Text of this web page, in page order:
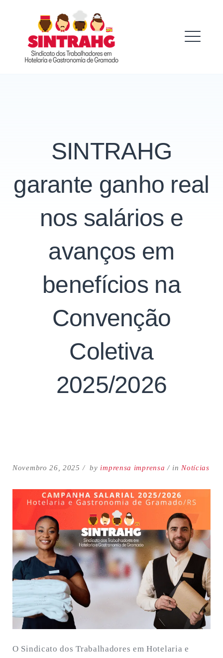
SINTRAHG
SINTRAHG
garante ganho real
nos salários e
avanços em
benefícios na
Convenção
Coletiva
2025/2026
Novembro 26, 2025 by imprensa imprensa in Notícias
O Sindicato dos Trabalhadores em Hotelaria e